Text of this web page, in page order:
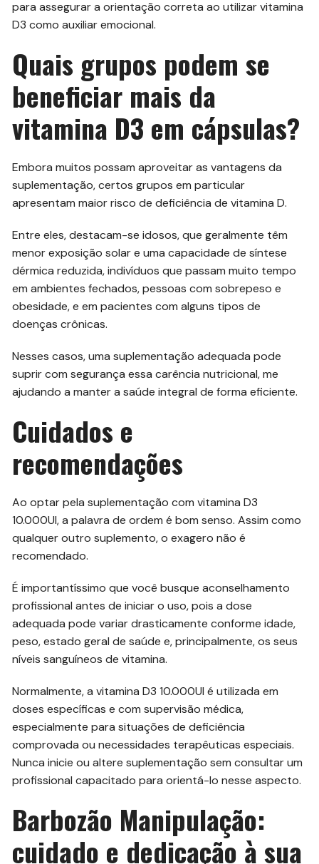
para assegurar a orientação correta ao utilizar vitamina
D3 como auxiliar emocional.
Quais grupos podem se
beneficiar mais da
vitamina D3 em cápsulas?
Embora muitos possam aproveitar as vantagens da
suplementação, certos grupos em particular
apresentam maior risco de deficiência de vitamina D.
Entre eles, destacam-se idosos, que geralmente têm
menor exposição solar e uma capacidade de síntese
dérmica reduzida, indivíduos que passam muito tempo
em ambientes fechados, pessoas com sobrepeso e
obesidade, e em pacientes com alguns tipos de
doenças crônicas.
Nesses casos, uma suplementação adequada pode
suprir com segurança essa carência nutricional, me
ajudando a manter a saúde integral de forma eficiente.
Cuidados e
recomendações
Ao optar pela suplementação com vitamina D3
10.000UI, a palavra de ordem é bom senso. Assim como
qualquer outro suplemento, o exagero não é
recomendado.
É importantíssimo que você busque aconselhamento
profissional antes de iniciar o uso, pois a dose
adequada pode variar drasticamente conforme idade,
peso, estado geral de saúde e, principalmente, os seus
níveis sanguíneos de vitamina.
Normalmente, a vitamina D3 10.000UI é utilizada em
doses específicas e com supervisão médica,
especialmente para situações de deficiência
comprovada ou necessidades terapêuticas especiais.
Nunca inicie ou altere suplementação sem consultar um
profissional capacitado para orientá-lo nesse aspecto.
Barbozão Manipulação:
cuidado e dedicação à sua